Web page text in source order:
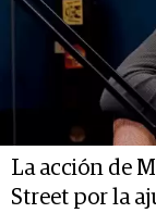
La acción de
Street por la